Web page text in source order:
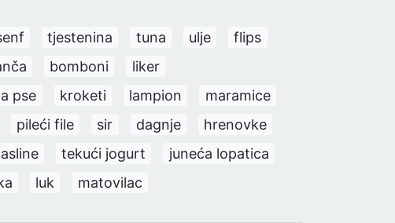
tjestenina tuna ulje
flips
bomboni
liker
pse kroketi lampion
maramice
pileći file sir dagnje
hrenovke
tekući jogurt
juneća lopatica
luk matovilac